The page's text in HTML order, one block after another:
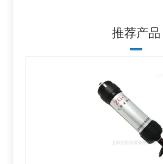
推荐产品